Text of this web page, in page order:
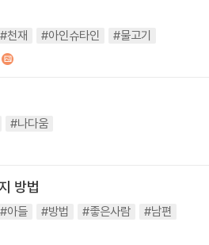
#천재 #아인슈타인 #물고기
#나다움
방법
#아들 #방법 #좋은사람 #남편